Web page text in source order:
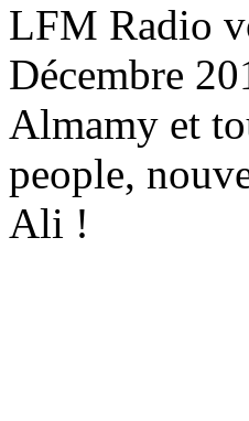
LFM Radio
Décembre
Almamy et
people,
Ali !